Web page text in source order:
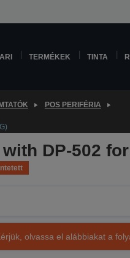
TERMÉKEK TINTA
POS PERIFÉRIA
DP-502
olvassa el alábbiakat a